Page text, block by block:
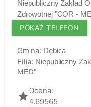
Niepubliczny Zakład
Zdrowotnej "COR -
POKAŻ TELEFON
Gmina: Dębica
Filia: Niepubliczny
MED"
gradeOcena:
4.69565